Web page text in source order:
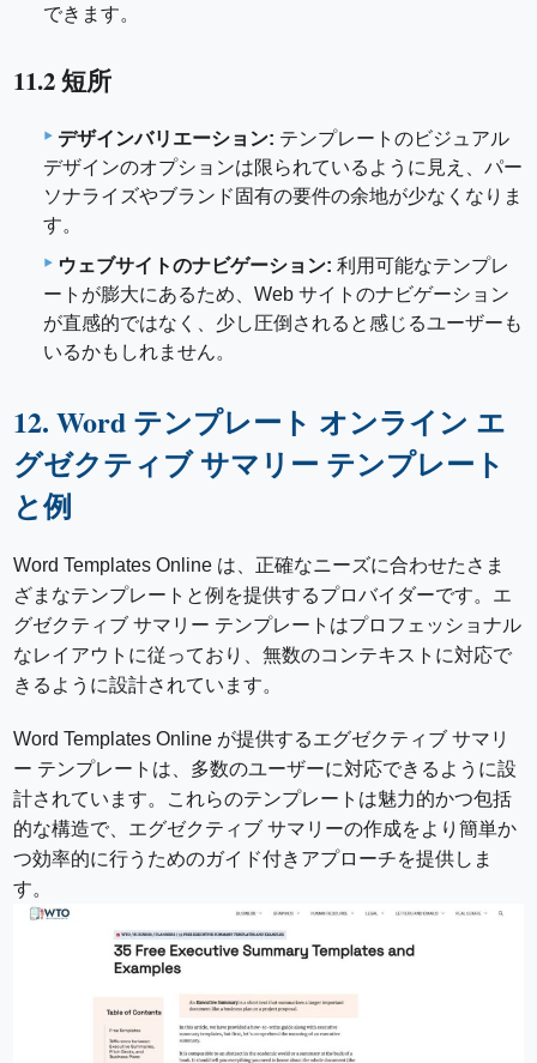
できます。
11.2 短所
デザインバリエーション: テンプレートのビジュアル
デザインのオプションは限られているように見え、パー
ソナライズやブランド固有の要件の余地が少なくなりま
す。
ウェブサイトのナビゲーション: 利用可能なテンプレ
ートが膨大にあるため、Web サイトのナビゲーション
が直感的ではなく、少し圧倒されると感じるユーザーも
いるかもしれません。
12. Word テンプレート オンライン エ
グゼクティブ サマリー テンプレート
と例
Word Templates Online は、正確なニーズに合わせたさま
ざまなテンプレートと例を提供するプロバイダーです。エ
グゼクティブ サマリー テンプレートはプロフェッショナル
なレイアウトに従っており、無数のコンテキストに対応で
きるように設計されています。
Word Templates Online が提供するエグゼクティブ サマリ
ー テンプレートは、多数のユーザーに対応できるように設
計されています。これらのテンプレートは魅力的かつ包括
的な構造で、エグゼクティブ サマリーの作成をより簡単か
つ効率的に行うためのガイド付きアプローチを提供しま
す。